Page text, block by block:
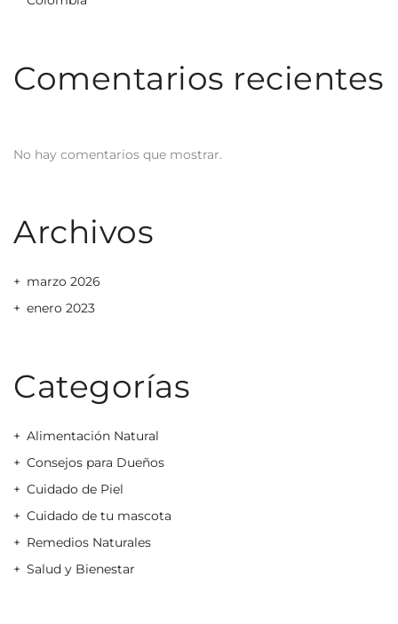
Comentarios recientes
No hay comentarios que mostrar.
Archivos
marzo 2026
enero 2023
Categorías
Alimentación Natural
Consejos para Dueños
Cuidado de Piel
Cuidado de tu mascota
Remedios Naturales
Salud y Bienestar